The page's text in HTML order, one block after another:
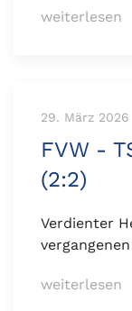
weiterlesen
29. März 2026
FVW -
(2:2)
Verdienter
weiterlesen